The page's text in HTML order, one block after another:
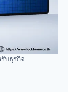
บธุรกิจ